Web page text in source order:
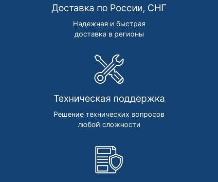
Доставка по России, СНГ
Надежная и быстрая
доставка в регионы
Техническая поддержка
Решение технических вопросов
любой сложности